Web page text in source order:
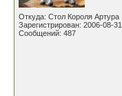
Откуда: Стол Короля Артура
Зарегистрирован: 2006-08-31
Сообщений: 487